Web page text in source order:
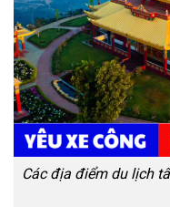
Các địa điểm du lịch